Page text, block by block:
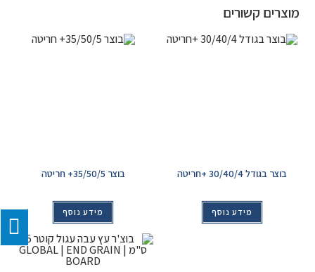
מוצרים קשורים
בוצר 35/50/5+ חריטה
מידע נוסף
בוצר בגודל 30/40/4 +חריטה
מידע נוסף